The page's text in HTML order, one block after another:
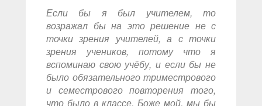
Если бы я был учителем, то
возражал бы на это решение не с
точки зрения учителей, а с точки
зрения учеников, потому что я
вспоминаю свою учёбу, и если бы не
было обязательного триместрового
и семестрового повторения того,
что было в классе, Боже мой, мы бы